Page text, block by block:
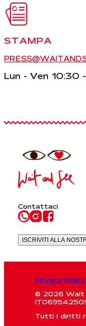
STAMPA
Lun - Ven 10:30
Contattaci
ISCRIVITI ALLA
Privacy Policy
© 2026 Wait
Tutti i diritti